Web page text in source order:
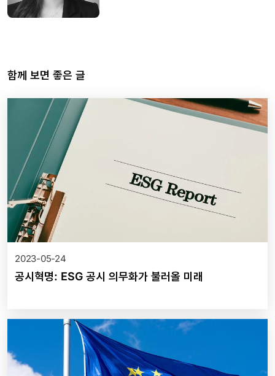
함께 보면 좋은 글
2023-05-24
공시혁명: ESG 공시 의무화가 불러올 미래